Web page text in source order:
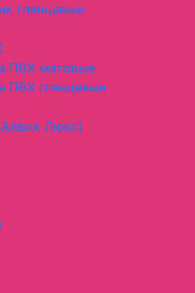
глянцевые
ПВХ матовые
ПВХ глянцевые
Люкс)